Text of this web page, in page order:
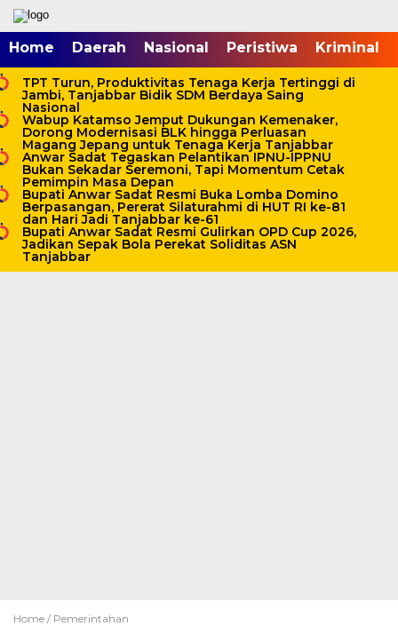
mgid.com, 522897, DIRECT, d4c29acad76ce94f
Home Daerah Nasional Peristiwa Kriminal
TPT Turun, Produktivitas Tenaga Kerja Tertinggi di
Jambi, Tanjabbar Bidik SDM Berdaya Saing
Nasional
Wabup Katamso Jemput Dukungan Kemenaker,
Dorong Modernisasi BLK hingga Perluasan
Magang Jepang untuk Tenaga Kerja Tanjabbar
Anwar Sadat Tegaskan Pelantikan IPNU-IPPNU
Bukan Sekadar Seremoni, Tapi Momentum Cetak
Pemimpin Masa Depan
Bupati Anwar Sadat Resmi Buka Lomba Domino
Berpasangan, Pererat Silaturahmi di HUT RI ke-81
dan Hari Jadi Tanjabbar ke-61
Bupati Anwar Sadat Resmi Gulirkan OPD Cup 2026,
Jadikan Sepak Bola Perekat Soliditas ASN
Tanjabbar
Home / Pemerintahan